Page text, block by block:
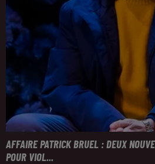
AFFAIRE PATRICK BRUEL : DEUX
POUR VIOL...